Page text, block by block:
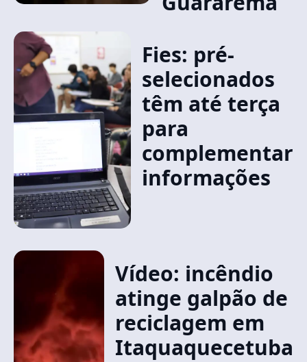
Fies: pré-
selecionados
têm até terça
para
complementar
informações
Vídeo: incêndio
atinge galpão de
reciclagem em
Itaquaquecetuba